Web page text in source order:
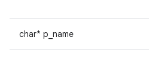
char* p_name